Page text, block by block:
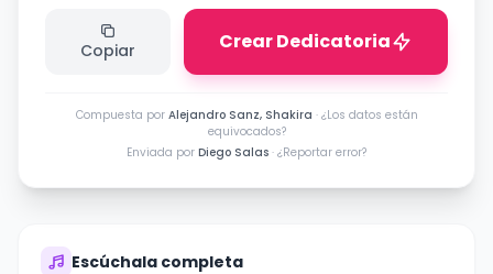
Copiar Crear Dedicatoria
Compuesta por Alejandro Sanz, Shakira · ¿Los datos están
equivocados?
Enviada por Diego Salas · ¿Reportar error?
Escúchala completa